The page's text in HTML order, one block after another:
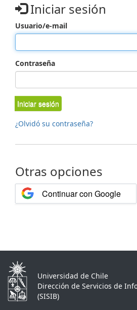
Iniciar sesión
Usuario/e-mail
Contraseña
Iniciar sesión
¿Olvidó su contraseña?
Otras opciones
Continuar con Google
Universidad de Chile
Dirección de Servicios de
(SISIB)